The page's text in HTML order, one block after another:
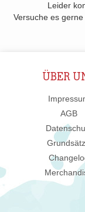
Leider
Versuche es
ÜBER
AGB